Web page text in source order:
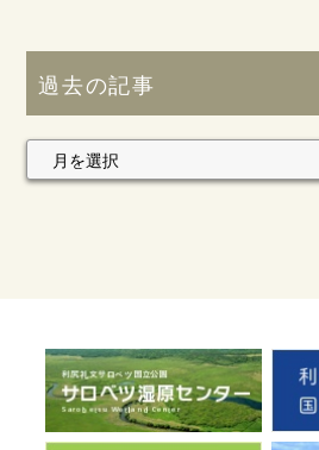
過去の記事